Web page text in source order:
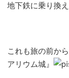
地下鉄に乗り換
これも旅の前か
アリウム城』